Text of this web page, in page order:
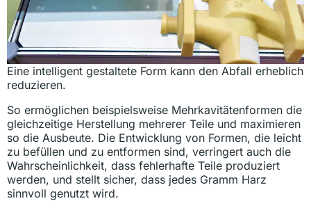
Eine intelligent gestaltete Form kann den Abfall erheblich
reduzieren.
So ermöglichen beispielsweise Mehrkavitätenformen die
gleichzeitige Herstellung mehrerer Teile und maximieren
so die Ausbeute. Die Entwicklung von Formen, die leicht
zu befüllen und zu entformen sind, verringert auch die
Wahrscheinlichkeit, dass fehlerhafte Teile produziert
werden, und stellt sicher, dass jedes Gramm Harz
sinnvoll genutzt wird.